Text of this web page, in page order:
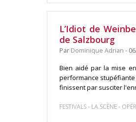
L’Idiot de
de Salzbourg
Par Dominique Adrian -
Bien aidé par la mise
performance
finissent par susciter
FESTIVALS- LA SCÈNE-